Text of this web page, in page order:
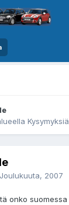
2007
onko